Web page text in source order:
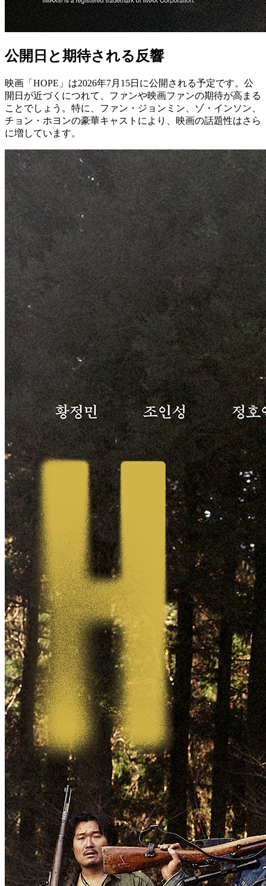
公開日と期待される反響
映画「HOPE」は2026年7月15日に公開される予定です。公
開日が近づくにつれて、ファンや映画ファンの期待が高まる
ことでしょう。特に、ファン・ジョンミン、ゾ・インソン、
チョン・ホヨンの豪華キャストにより、映画の話題性はさら
に増しています。